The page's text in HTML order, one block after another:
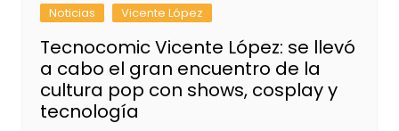
Noticias Vicente López
Tecnocomic Vicente López: se llevó
a cabo el gran encuentro de la
cultura pop con shows, cosplay y
tecnología